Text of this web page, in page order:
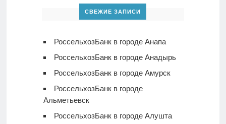
СВЕЖИЕ ЗАПИСИ
РоссельхозБанк в городе Анапа
РоссельхозБанк в городе Анадырь
РоссельхозБанк в городе Амурск
РоссельхозБанк в городе
Альметьевск
РоссельхозБанк в городе Алушта